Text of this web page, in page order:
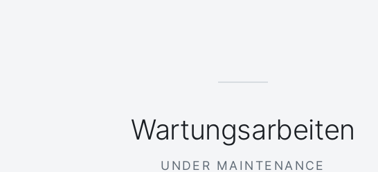
Wartungsarbeiten
UNDER MAINTENANCE